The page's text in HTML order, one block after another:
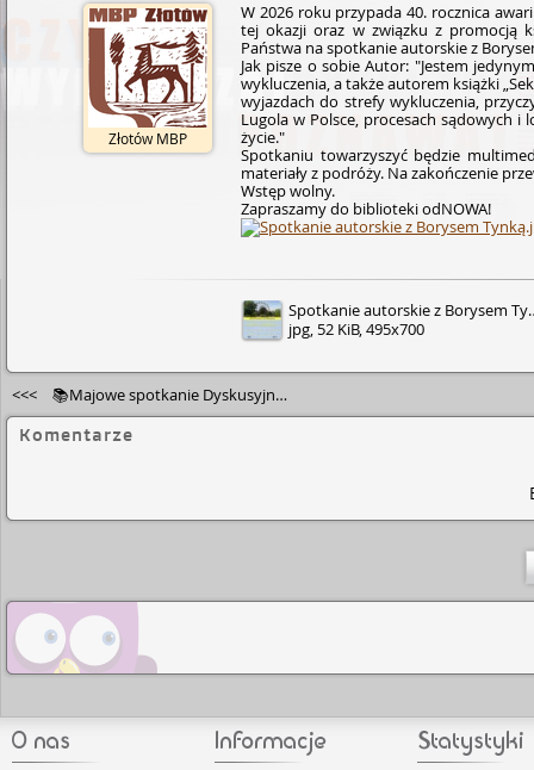
Złotów MBP
W 2026 roku przypada 40. rocznica
tej okazji oraz w związku z promocją
Państwa na spotkanie autorskie z
Jak pisze o sobie Autor: "Jestem
wykluczenia, a także autorem książki
wyjazdach do strefy wykluczenia,
Lugola w Polsce, procesach sądowych i
życie."
Spotkaniu towarzyszyć będzie
materiały z podróży. Na zakończenie
Wstęp wolny.
Zapraszamy do biblioteki odNOWA!
Spotkanie autorskie z Borysem Tynką
jpg, 52 KiB, 495x700
<<< 📚Majowe spotkanie Dyskusyjnego Klubu Książki📖
Komentarze